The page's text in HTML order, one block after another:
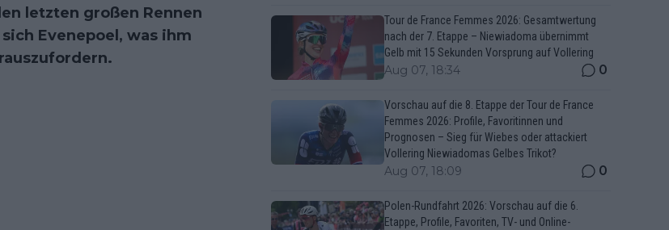
letzten großen Rennen
Evenepoel, was ihm
Tour de France Femmes 2026: Gesamtwertung
nach der 7. Etappe – Niewiadoma übernimmt
Gelb mit 15 Sekunden Vorsprung auf Vollering
Aug 07, 18:34 0
Vorschau auf die 8. Etappe der Tour de France
Femmes 2026: Profile, Favoritinnen und
Prognosen – Sieg für Wiebes oder attackiert
Vollering Niewiadomas Gelbes Trikot?
Aug 07, 18:09 0
Polen-Rundfahrt 2026: Vorschau auf die 6.
Etappe, Profile, Favoriten, TV- und Online-